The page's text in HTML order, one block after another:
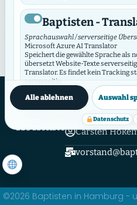
Hamburger Verband
Einrichtungen Baptisten
Hamburger
Kontakt
Carsten
©2026 Baptisten in Hamburg -
Baptisten -
Sprachauswahl / serverseitige
Microsoft Azure AI Translator
Speichert die gewählte Sprache als
übersetzt Website-Texte
Translator. Es findet kein Tracking
serverseitig.
Cookies/Storage:
Baptisten Video
Video-Consent / lokaler Speicher·
Video-Anbieter. Es lädt externe
synchronisiert seine Auswahl mit
Alle ablehnen Auswahl
Datenschutz